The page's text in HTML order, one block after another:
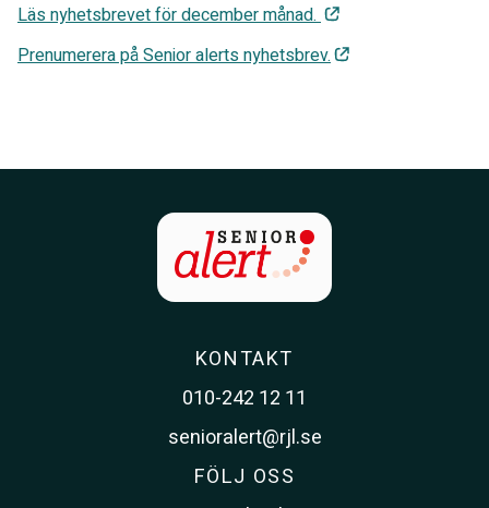
Läs nyhetsbrevet för december månad.
Prenumerera på Senior alerts nyhetsbrev.
KONTAKT
010-242 12 11
senioralert@rjl.se
FÖLJ OSS